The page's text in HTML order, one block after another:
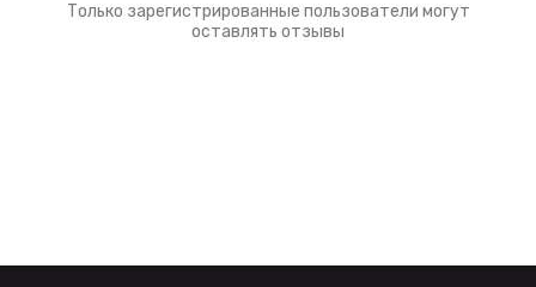
Только зарегистрированные пользователи могут
оставлять отзывы